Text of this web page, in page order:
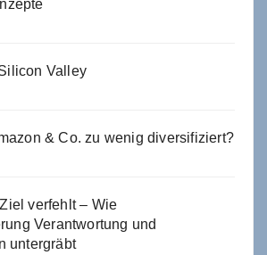
Valley
& Co. zu wenig diversifiziert?
verfehlt – Wie
Verantwortung und
untergräbt